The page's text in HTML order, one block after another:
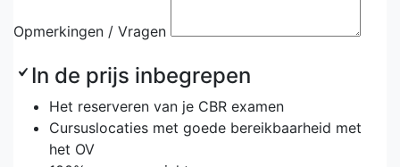
Opmerkingen / Vragen
In de prijs inbegrepen
Het reserveren van je CBR examen
Cursuslocaties met goede bereikbaarheid met
het OV